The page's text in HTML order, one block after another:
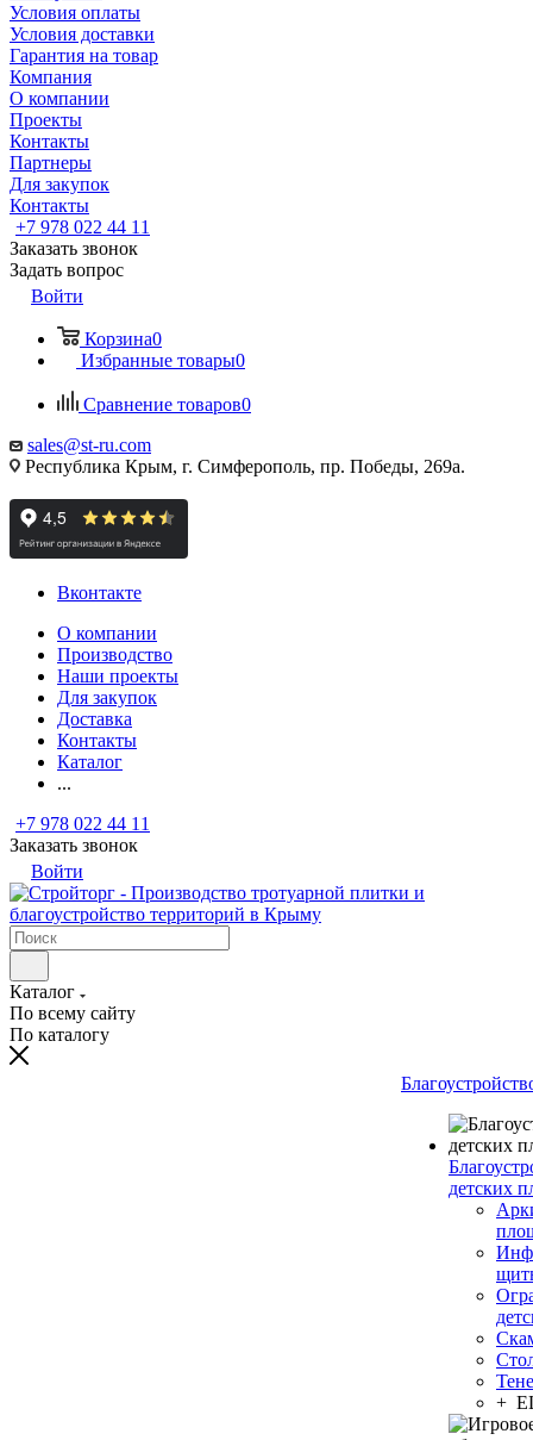
Условия оплаты
Условия доставки
Гарантия на товар
Компания
О компании
Проекты
Контакты
Партнеры
Для закупок
Контакты
+7 978 022 44 11
Заказать звонок
Задать вопрос
Войти
Корзина0
Избранные товары0
Сравнение товаров0
sales@st-ru.com
Республика Крым, г. Симферополь, пр. Победы, 269а.
Вконтакте
О компании
Производство
Наши проекты
Для закупок
Доставка
Контакты
Каталог
...
+7 978 022 44 11
Заказать звонок
Войти
Каталог
По всему сайту
По каталогу
детских
+